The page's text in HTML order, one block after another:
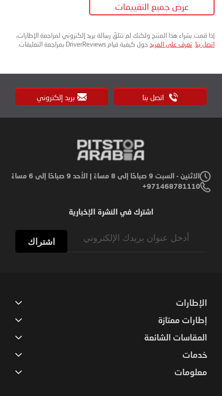
عرض جميع التقييمات
إذا قمت بشراء هذا المنتج ولكنك لم تتلقَ رسالة بريد إلكتروني لمراجعة الإطارات،
اتصل بنا تعرف على المزيد حول كيفية قيام DriverReviews بمراجعة التعليقات.
اتصل بنا بريد إلكتروني
الاثنين - السبت 9 صباحًا إلى 8 مساءً | الأحد 9 صباحًا إلى 6 مساءً
971468781110+
اشترك في النشرة الإخبارية
اشتراك
الإطارات
إطارات ممتازة
المقاسات الشائعة
خدمات
معلومات